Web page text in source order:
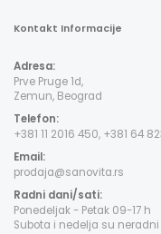
Kontakt Informacije
Adresa:
Prve Pruge 1d,
Zemun, Beograd
Telefon:
+381 11 2016 450, +381 64
Email:
prodaja@sanovita.rs
Radni dani/sati:
Ponedeljak - Petak 09-17 h
Subota i nedelja su